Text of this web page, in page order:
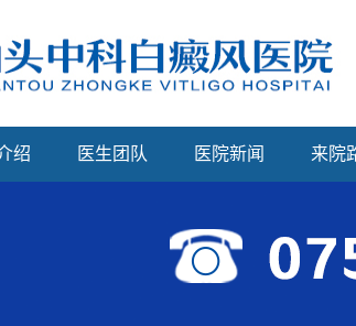
绍 医生团队 医院新闻 来院